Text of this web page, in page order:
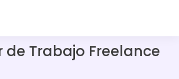
de Trabajo Freelance